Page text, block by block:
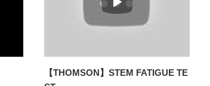
【THOMSON】STEM FATIGUE TE